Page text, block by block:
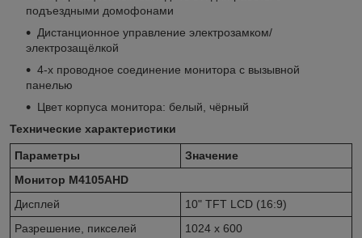
подъездными домофонами
Дистанционное управление электрозамком/
электрозащёлкой
4-х проводное соединение монитора с вызывной
панелью
Цвет корпуса монитора: белый, чёрный
Технические характеристики
Параметры
Значение
Монитор M4105AHD
Дисплей
10" TFT LCD (16:9)
Разрешение, пикселей
1024 x 600